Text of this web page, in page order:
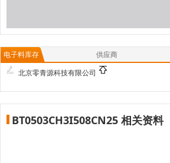
电子料库存 供应商
北京零青源科技有限公司
BT0503CH3I508CN25 相关资料